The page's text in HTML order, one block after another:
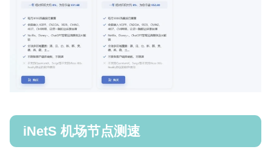
iNetS 机场节点测速